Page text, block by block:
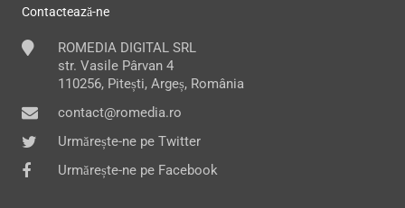
Contactează-ne
ROMEDIA DIGITAL SRL
str. Vasile Pârvan 4
110256, Pitești, Argeș, România
contact@romedia.ro
Urmărește-ne pe Twitter
Urmărește-ne pe Facebook